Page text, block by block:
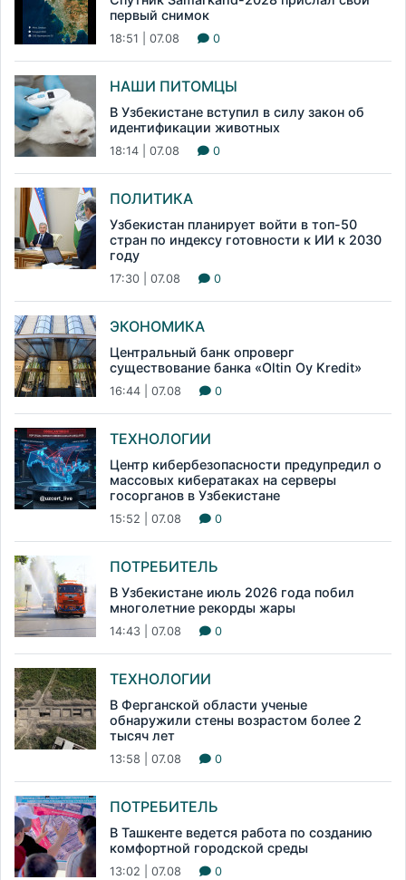
первый снимок
18:51 | 07.08 0
НАШИ ПИТОМЦЫ
В Узбекистане вступил в силу закон об
идентификации животных
18:14 | 07.08 0
ПОЛИТИКА
Узбекистан планирует войти в топ-50
стран по индексу готовности к ИИ к 2030
году
17:30 | 07.08 0
ЭКОНОМИКА
Центральный банк опроверг
существование банка «Oltin Oy Kredit»
16:44 | 07.08 0
ТЕХНОЛОГИИ
Центр кибербезопасности предупредил о
массовых кибератаках на серверы
госорганов в Узбекистане
15:52 | 07.08 0
ПОТРЕБИТЕЛЬ
В Узбекистане июль 2026 года побил
многолетние рекорды жары
14:43 | 07.08 0
ТЕХНОЛОГИИ
В Ферганской области ученые
обнаружили стены возрастом более 2
тысяч лет
13:58 | 07.08 0
ПОТРЕБИТЕЛЬ
В Ташкенте ведется работа по созданию
комфортной городской среды
13:02 | 07.08 0